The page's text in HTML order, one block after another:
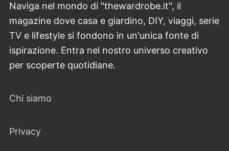
Naviga nel mondo di "thewardrobe.it", il
magazine dove casa e giardino, DIY, viaggi, serie
TV e lifestyle si fondono in un'unica fonte di
ispirazione. Entra nel nostro universo creativo
per scoperte quotidiane.
Chi siamo
Privacy